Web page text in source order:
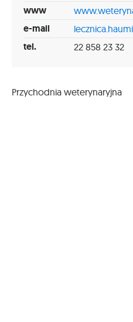
www
e-mail
tel. 22 858 23 32
Przychodnia weterynaryjna